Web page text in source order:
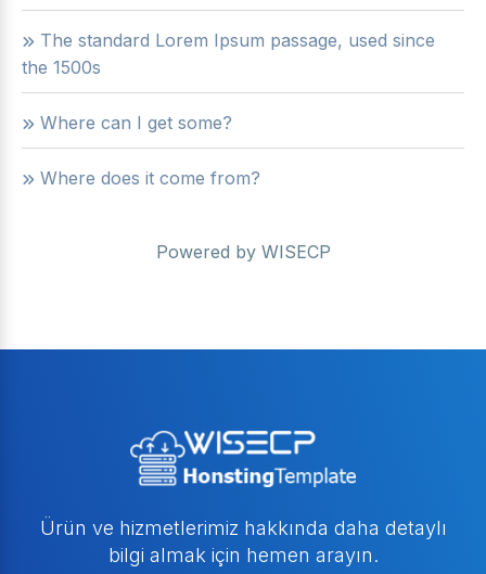
The standard Lorem Ipsum passage, used since
the 1500s
Where can I get some?
Where does it come from?
Powered by WISECP
Ürün ve hizmetlerimiz hakkında daha detaylı
bilgi almak için hemen arayın.